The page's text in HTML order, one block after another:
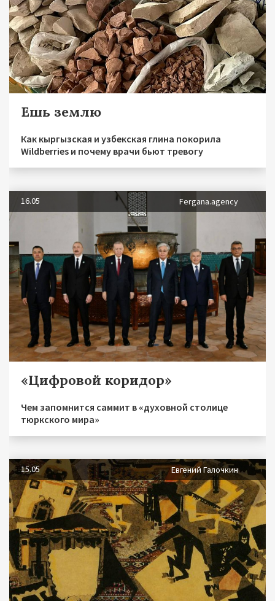
Ешь землю
Как кыргызская и узбекская глина покорила
Wildberries и почему врачи бьют тревогу
16.05 Fergana.agency
«Цифровой коридор»
Чем запомнится саммит в «духовной столице
тюркского мира»
15.05 Евгений Галочкин